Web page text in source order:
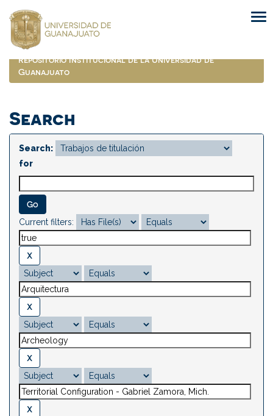
navigation
Repositorio Institucional de la Universidad de
Guanajuato
Search
Search:
for
Current filters: